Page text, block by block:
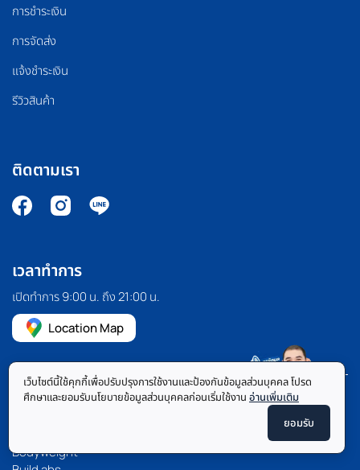
การชำระเงิน
การจัดส่ง
แจ้งชำระเงิน
รีวิวสินค้า
ติดตามเรา
เวลาทำการ
เปิดทำการ 9:00 น. ถึง 21:00 น.
Location Map
Bodyweight
เว็บไซต์นี้ใช้คุกกี้เพื่อปรับปรุงการใช้งานและป้องกันข้อมูลส่วนบุคคล โปรด
ศึกษาและยอมรับนโยบายข้อมูลส่วนบุคคลก่อนเริ่มใช้งาน อ่านเพิ่มเติม
ยอมรับ